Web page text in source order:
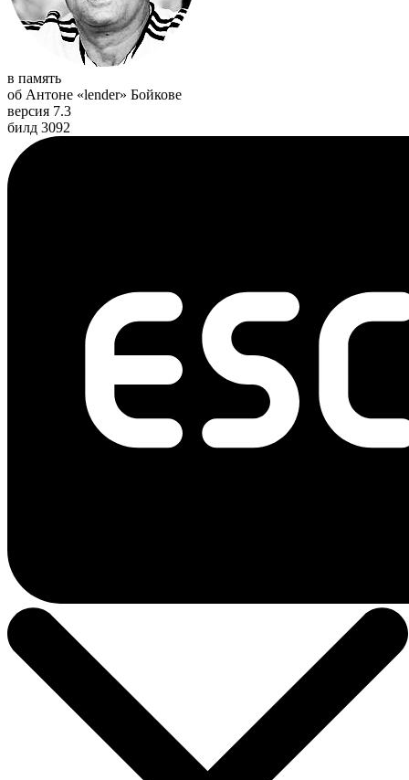
в память
об Антоне «lender» Бойкове
версия 7.3
билд 3092